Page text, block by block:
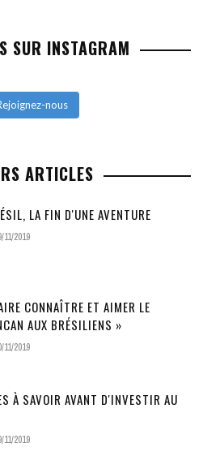
SUR INSTAGRAM
nous
ARTICLES
LA FIN D'UNE AVENTURE
11/2019
CONNAÎTRE ET AIMER LE
AUX BRÉSILIENS »
11/2019
À SAVOIR AVANT D'INVESTIR AU
11/2019